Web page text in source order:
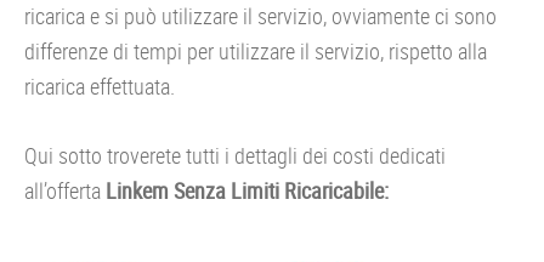
ricarica e si può utilizzare il servizio, ovviamente ci sono
differenze di tempi per utilizzare il servizio, rispetto alla
ricarica effettuata.
Qui sotto troverete tutti i dettagli dei costi dedicati
all’offerta Linkem Senza Limiti Ricaricabile: